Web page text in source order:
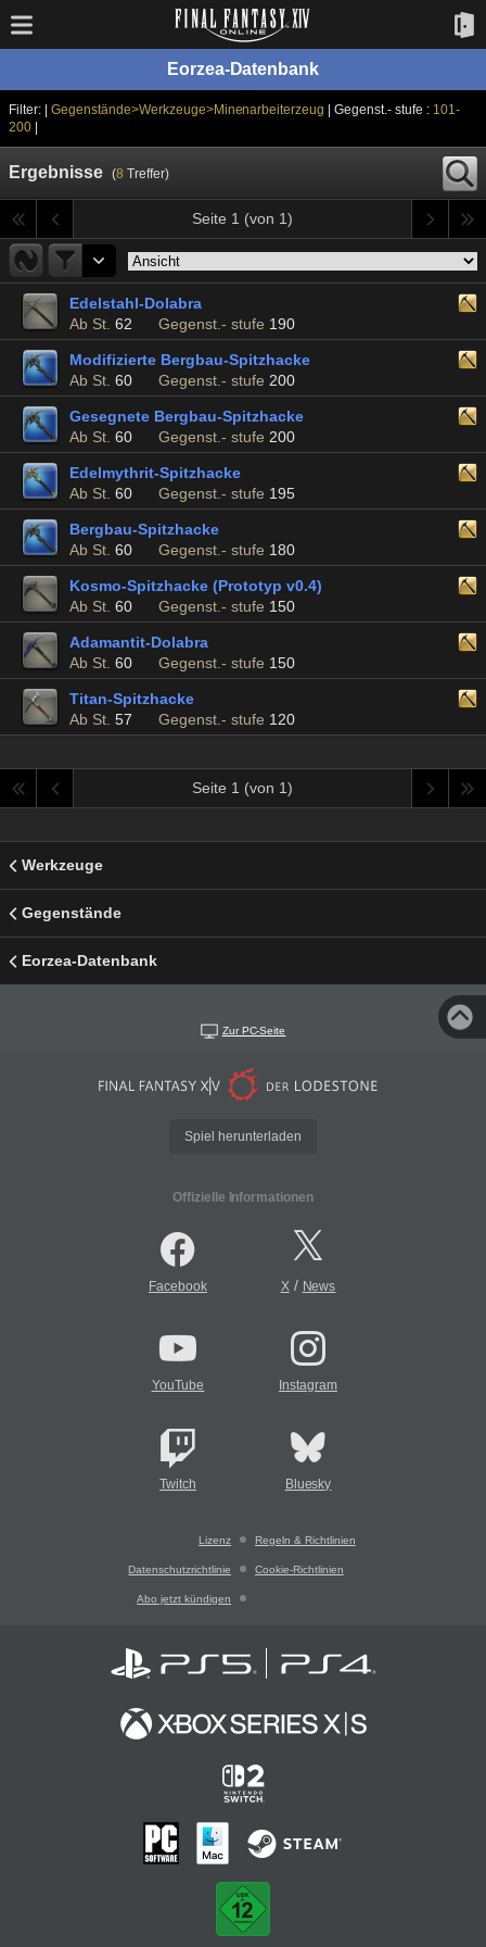
Eorzea-Datenbank
Filter: | Gegenstände>Werkzeuge>Minenarbeiterzeug | Gegenst.- stufe : 101-
200|
Ergebnisse (8 Treffer)
Seite 1 (von 1)
Edelstahl-Dolabra
Ab St. 62 Gegenst.- stufe 190
Modifizierte Bergbau-Spitzhacke
Ab St. 60 Gegenst.- stufe 200
Gesegnete Bergbau-Spitzhacke
Ab St. 60 Gegenst.- stufe 200
Edelmythrit-Spitzhacke
Ab St. 60 Gegenst.- stufe 195
Bergbau-Spitzhacke
Ab St. 60 Gegenst.- stufe 180
Kosmo-Spitzhacke (Prototyp v0.4)
Ab St. 60 Gegenst.- stufe 150
Adamantit-Dolabra
Ab St. 60 Gegenst.- stufe 150
Titan-Spitzhacke
Ab St. 57 Gegenst.- stufe 120
Seite 1 (von 1)
Werkzeuge
Gegenstände
Eorzea-Datenbank
Zur PC-Seite
Spiel herunterladen
Offizielle Informationen
Facebook X/ News
YouTube Instagram
Twitch Bluesky
Lizenz Regeln & Richtlinien
Datenschutzrichtlinie Cookie-Richtlinien
Abo jetzt kündigen